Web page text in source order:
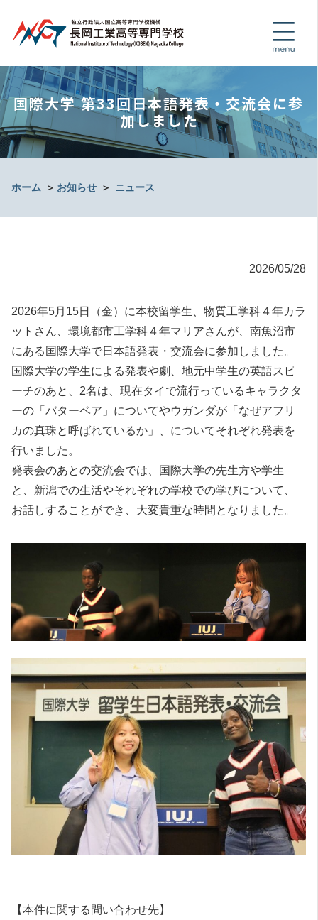
国際大学 第33回日本語発表・交流会に参
加しました
ホーム ＞ お知らせ ＞ ニュース
2026/05/28
2026年5月15日（金）に本校留学生、物質工学科４年カラ
ットさん、環境都市工学科４年マリアさんが、南魚沼市
にある国際大学で日本語発表・交流会に参加しました。
国際大学の学生による発表や劇、地元中学生の英語スピ
ーチのあと、2名は、現在タイで流行っているキャラクタ
ーの「バターベア」についてやウガンダが「なぜアフリ
カの真珠と呼ばれているか」、についてそれぞれ発表を
行いました。
発表会のあとの交流会では、国際大学の先生方や学生
と、新潟での生活やそれぞれの学校での学びについて、
お話しすることができ、大変貴重な時間となりました。
【本件に関する問い合わせ先】